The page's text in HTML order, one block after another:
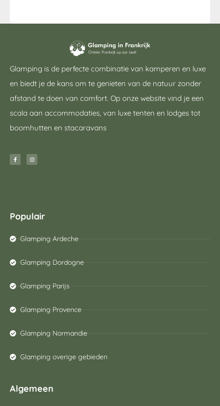
Glamping is de perfecte combinatie van kamperen en luxe
en biedt je de kans om te genieten van de natuur zonder
afstand te doen van comfort. Op onze website vind je een
scala aan accommodaties, van luxe tenten en lodges tot
boomhutten en stacaravans
Populair
Glamping Ardeche
Glamping Dordogne
Glamping Parijs
Glamping Provence
Glamping Normandie
Glamping overige gebieden
Algemeen